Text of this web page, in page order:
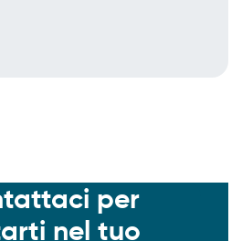
per
nel tuo